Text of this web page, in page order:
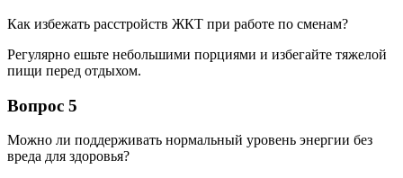
Как избежать расстройств ЖКТ при работе по сменам?
Регулярно ешьте небольшими порциями и избегайте тяжелой
пищи перед отдыхом.
Вопрос 5
Можно ли поддерживать нормальный уровень энергии без
вреда для здоровья?